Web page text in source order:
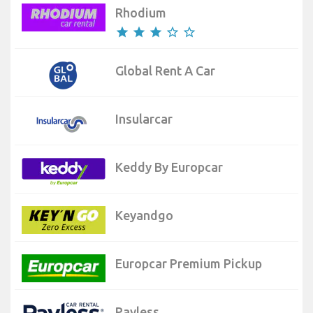
Rhodium
star star star star_border star_border
Global Rent A Car
Insularcar
Keddy By Europcar
Keyandgo
Europcar Premium Pickup